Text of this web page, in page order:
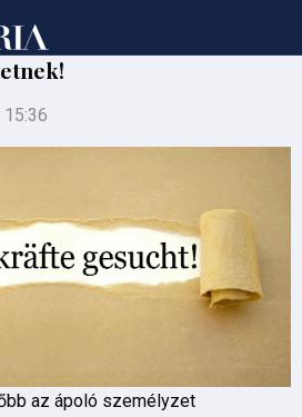
az ápoló személyzet